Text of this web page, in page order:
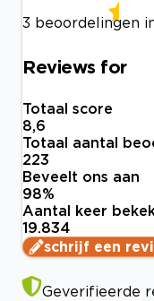
3 beoordelingen
Reviews for
Totaal score
8,6
Totaal aantal
223
Beveelt ons aan
98%
Aantal keer
19.834
schrijf een
Geverifieerde